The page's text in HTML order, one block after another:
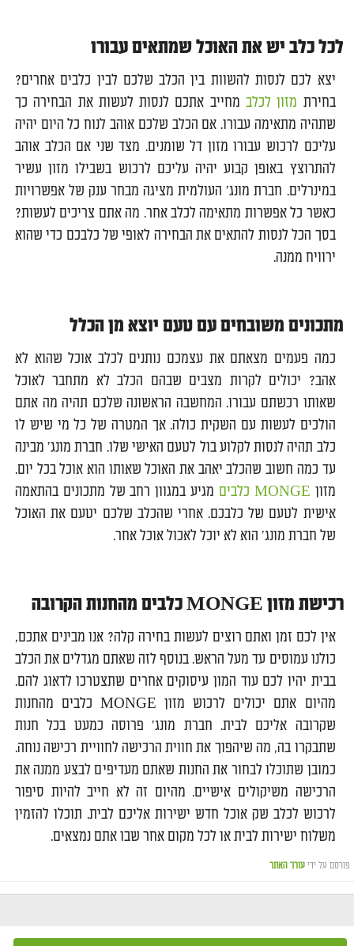
לכל כלב יש את האוכל שמתאים עבורו
יצא לכם לנסות להשוות בין הכלב שלכם לבין כלבים אחרים?
בחירת מזון לכלב מחייב אתכם לנסות לעשות את הבחירה כך
שתהיה מתאימה עבורו. אם הכלב שלכם אוהב לנוח כל היום יהיה
עליכם לרכוש עבורו מזון דל שומנים. מצד שני אם הכלב אוהב
להתרוצץ באופן קבוע יהיה עליכם לרכוש בשבילו מזון עשיר
במינרלים. חברת מונג' העולמית מציגה מבחר ענק של אפשרויות
כאשר כל אפשרות מתאימה לכלב אחר. מה אתם צריכים לעשות?
בסך הכל לנסות להתאים את הבחירה לאופי של כלבכם כדי שהוא
ירוויח ממנה.
מתכונים משובחים עם טעם יוצא מן הכלל
כמה פעמים מצאתם את עצמכם נותנים לכלב אוכל שהוא לא
אהב? יכולים לקרות מצבים שבהם הכלב לא מתחבר לאוכל
שאותו רכשתם עבורו. המחשבה הראשונה שלכם תהיה מה אתם
הולכים לעשות עם השקית כולה. אך המטרה של כל מי שיש לו
כלב תהיה לנסות לקלוע בול לטעם האישי שלו. חברת מונג' מבינה
עד כמה חשוב שהכלב יאהב את האוכל שאותו הוא אוכל בכל יום.
מזון MONGE כלבים
מגיע במגוון רחב של מתכונים בהתאמה
אישית לטעם של כלבכם. אחרי שהכלב שלכם יטעם את האוכל
של חברת מונג' הוא לא יוכל לאכול אוכל אחר.
רכישת מזון MONGEכלבים מהחנות הקרובה
אין לכם זמן ואתם רוצים לעשות בחירה קלה? אנו מבינים אתכם,
כולנו עמוסים עד מעל הראש. בנוסף לזה שאתם מגדלים את הכלב
בבית יהיו לכם עוד המון עיסוקים אחרים שתצטרכו לדאוג להם.
מהיום אתם יכולים לרכוש מזון MONGE כלבים מהחנות
שקרובה אליכם לבית. חברת מונג' פרוסה כמעט בכל חנות
שתבקרו בה, מה שיהפוך את חווית הרכישה לחוויית רכישה נוחה.
כמובן שתוכלו לבחור את החנות שאתם מעדיפים לבצע ממנה את
הרכישה משיקולים אישיים. מהיום זה לא חייב להיות סיפור
לרכוש לכלב שק אוכל חדש ישירות אליכם לבית. תוכלו להזמין
משלוח ישירות לבית או לכל מקום אחר שבו אתם נמצאים.
פורסם על ידי עורך האתר